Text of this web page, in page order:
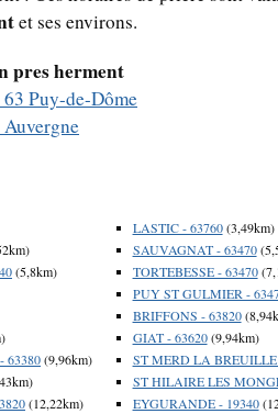
et ses environs.
pres herment
Puy-de-Dôme
(5,8km)
63380(9,96km)
(12,22km)
LASTIC - 63760(3,49km)
SAUVAGNAT - 63470
TORTEBESSE - 63470
PUY ST GULMIER -
BRIFFONS - 63820
GIAT - 63620(9,94km)
ST MERD LA BREUILLE
ST HILAIRE LES
EYGURANDE - 19340